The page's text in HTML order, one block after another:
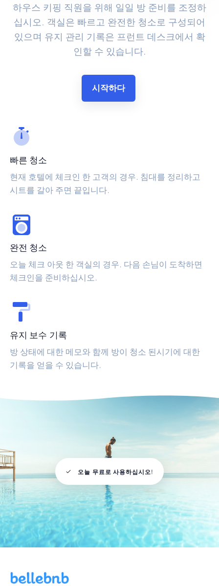
하우스 키핑 직원을 위해 일일 방 준비를 조정하
십시오. 객실은 빠르고 완전한 청소로 구성되어
있으며 유지 관리 기록은 프런트 데스크에서 확
인할 수 있습니다.
시작하다
빠른 청소
현재 호텔에 체크인 한 고객의 경우. 침대를 정리하고
시트를 갈아 주면 끝입니다.
완전 청소
오늘 체크 아웃 한 객실의 경우. 다음 손님이 도착하면
체크인을 준비하십시오.
유지 보수 기록
방 상태에 대한 메모와 함께 방이 청소 된시기에 대한
기록을 얻을 수 있습니다.
오늘 무료로 사용하십시오!